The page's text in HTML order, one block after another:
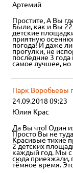
Артемий
Простите, А Вы
Были, как и Вы
детские
приятную
погода! И даже
прогулки, не
последние 3
самое лучшее, но
Парк Воробьевы
24.09.2018 09:23
Юлия Крас
Да Вы что! Один
Просто Вы не
Красивые тихие
2 детских
каждый год. Мы с
сюда приезжали,
тёмное время.